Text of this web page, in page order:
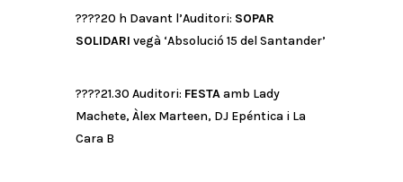
????20 h Davant l’Auditori: SOPAR
SOLIDARI vegà ‘Absolució 15 del Santander’
????21.30 Auditori: FESTAamb Lady
Machete, Àlex Marteen, DJ Epéntica i La
Cara B